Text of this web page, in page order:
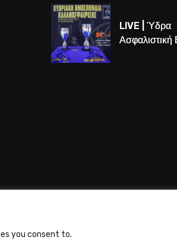
you consent to.
LIVE | Ύδρα
Ασφαλιστική
of UnitrustMedia |